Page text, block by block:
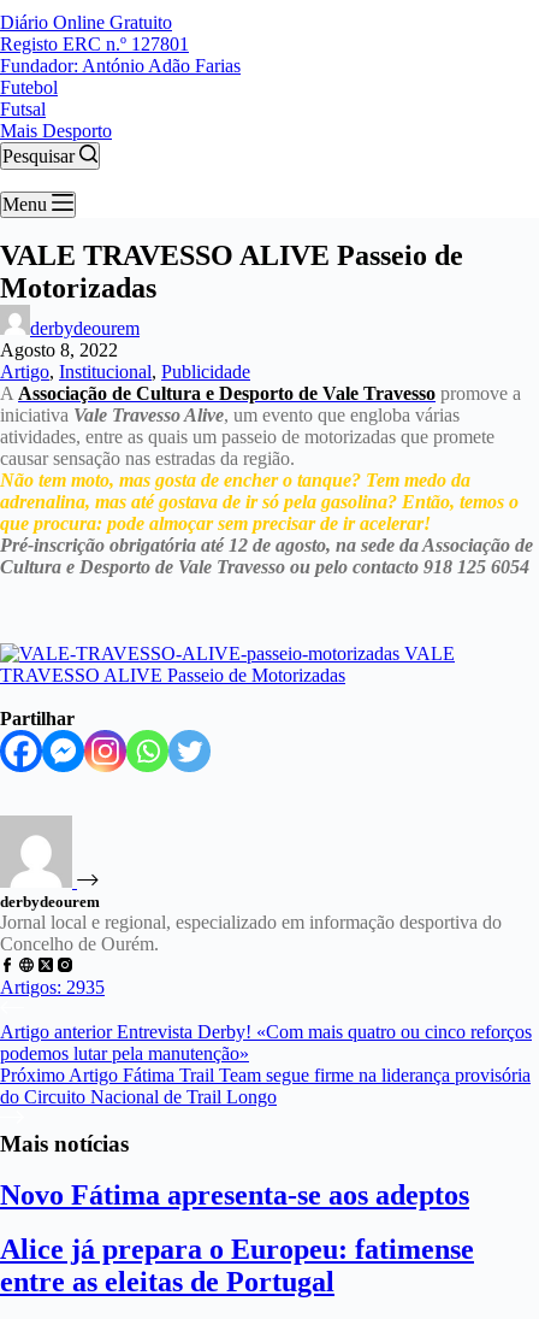
Diário Online Gratuito
Registo ERC n.º 127801
Fundador: António Adão Farias
Futebol
Futsal
Mais Desporto
Pesquisar
Menu
VALE TRAVESSO ALIVE Passeio de
Motorizadas
derbydeourem
Agosto 8, 2022
Artigo, Institucional, Publicidade
A Associação de Cultura e Desporto de Vale Travesso promove a
iniciativa Vale Travesso Alive, um evento que engloba várias
atividades, entre as quais um passeio de motorizadas que promete
causar sensação nas estradas da região.
Não tem moto, mas gosta de encher o tanque? Tem medo da
adrenalina, mas até gostava de ir só pela gasolina? Então, temos o
que procura: pode almoçar sem precisar de ir acelerar!
Pré-inscrição obrigatória até 12 de agosto, na sede da Associação de
Cultura e Desporto de Vale Travesso ou pelo contacto 918 125 6054
Partilhar
derbydeourem
Jornal local e regional, especializado em informação desportiva do
Concelho de Ourém.
Artigos: 2935
Artigo anteriorEntrevista Derby! «Com mais quatro ou cinco reforços
podemos lutar pela manutenção»
Próximo Artigo Fátima Trail Team segue firme na liderança provisória
do Circuito Nacional de Trail Longo
Mais notícias
Novo Fátima apresenta-se aos adeptos
Alice já prepara o Europeu: fatimense
entre as eleitas de Portugal